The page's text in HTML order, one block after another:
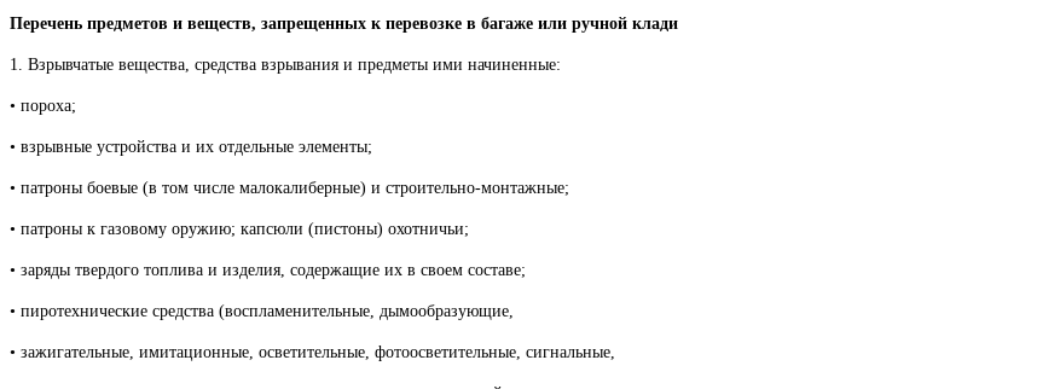
Перечень предметов и веществ, запрещенных к перевозке в багаже или ручной клади
1. Взрывчатые вещества, средства взрывания и предметы ими начиненные:
• пороха;
• взрывные устройства и их отдельные элементы;
• патроны боевые (в том числе малокалиберные) и строительно-монтажные;
• патроны к газовому оружию; капсюли (пистоны) охотничьи;
• заряды твердого топлива и изделия, содержащие их в своем составе;
• пиротехнические средства (воспламенительные, дымообразующие,
• зажигательные, имитационные, осветительные, фотоосветительные, сигнальные,